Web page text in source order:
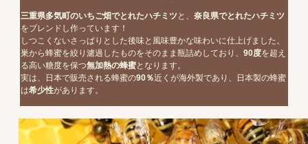
三重県多気町のいちご畑でとれたハチミツ と、 奈良県でとれたハチミツ
をブレンドし作っています！
しつこくないさっぱりとした後味と風味豊かな味わいに仕上げました。
巣から蜂蜜を絞り濾過したものをそのまま瓶詰めしており、 90度を超え
る高い糖度を保つ無加熱の蜂蜜となります。
実は、日本で販売される蜂蜜の90％近くが海外製であり、日本製の蜂蜜
は希少性があります。